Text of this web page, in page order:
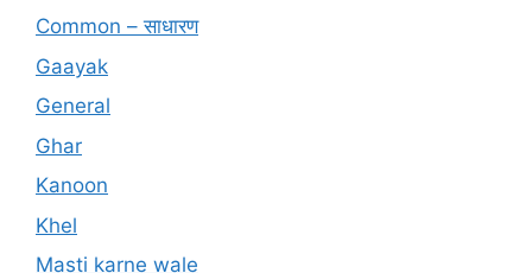
Common – साधारण
Gaayak
General
Ghar
Kanoon
Khel
Masti karne wale